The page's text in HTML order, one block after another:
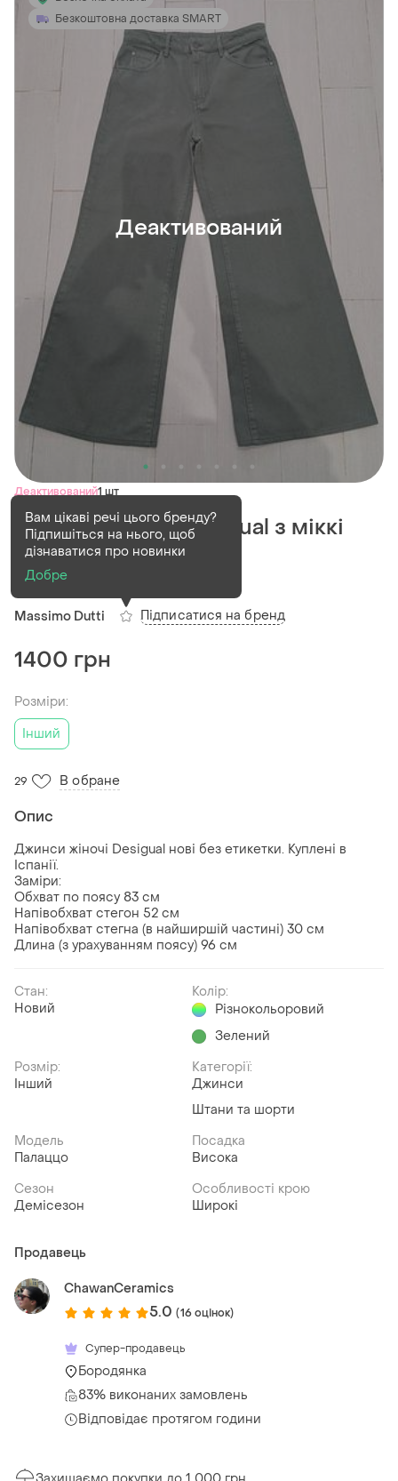
Безкоштовна доставка SMART
Деактивований
Деактивований1 шт
Джинси жіночі desigual з міккі
маусом
Massimo Dutti
Вам цікаві речі цього бренду?
Підпишіться на нього, щоб
дізнаватися про новинки
Добре
Підписатися на бренд
1400 грн
Розміри:
Інший
29 В обране
Опис
Джинси жіночі Desigual нові без етикетки. Куплені в
Іспанії.
Заміри:
Обхват по поясу 83 см
Напівобхват стегон 52 см
Напівобхват стегна (в найширшій частині) 30 см
Длина (з урахуванням поясу) 96 см
Стан:
Новий
Колір:
Різнокольоровий
Зелений
Розмір:
Інший
Категорії:
Джинси
Штани та шорти
Модель
Палаццо
Посадка
Висока
Сезон
Демісезон
Особливості крою
Широкі
Продавець
ChawanCeramics
5.0 (16 оцінок)
Супер-продавець
Бородянка
83% виконаних замовлень
Відповідає протягом години